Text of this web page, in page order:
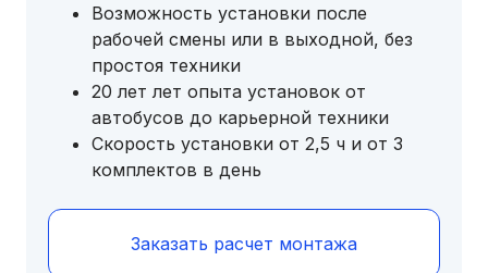
Возможность установки после
рабочей смены или в выходной, без
простоя техники
20 лет лет опыта установок от
автобусов до карьерной техники
Скорость установки от 2,5 ч и от 3
комплектов в день
Заказать расчет монтажа